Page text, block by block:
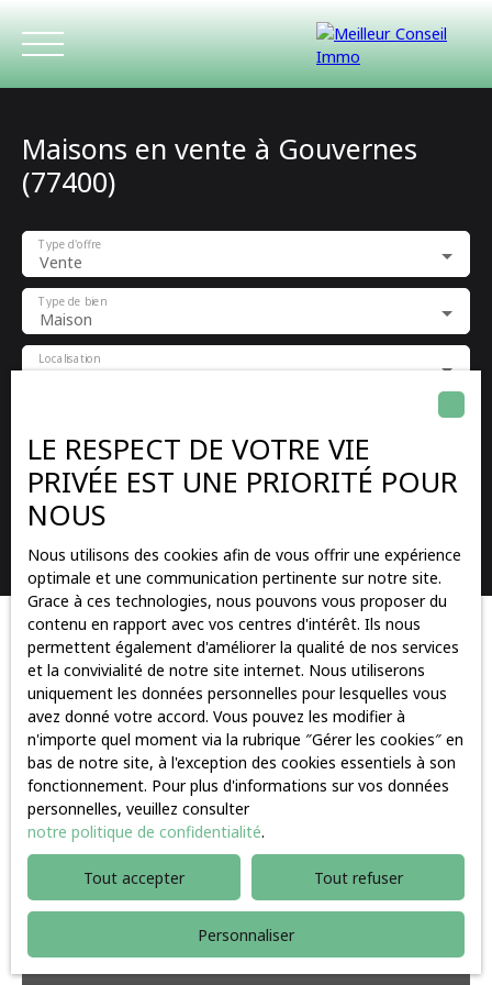
ACCUEIL
Maisons en vente à Gouvernes
(77400)
Vente
Type d'offre
Maison
Type de bien
Gouvernes (77400)
Localisation
Surface min (m²)
Pertinence
Trier par Créer une alerte
322 000€
Idéal 1er achat
LE RESPECT DE VOTRE VIE
PRIVÉE EST UNE PRIORITÉ POUR
NOUS
Nous utilisons des cookies afin de vous offrir une expérience
optimale et une communication pertinente sur notre site.
Grace à ces technologies, nous pouvons vous proposer du
contenu en rapport avec vos centres d'intérêt. Ils nous
permettent également d'améliorer la qualité de nos services
et la convivialité de notre site internet. Nous utiliserons
uniquement les données personnelles pour lesquelles vous
avez donné votre accord. Vous pouvez les modifier à
n'importe quel moment via la rubrique ″Gérer les cookies″ en
bas de notre site, à l'exception des cookies essentiels à son
fonctionnement. Pour plus d'informations sur vos données
personnelles, veuillez consulter
notre politique de confidentialité.
Tout accepter Tout refuser
Personnaliser